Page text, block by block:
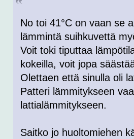
No toi 41°C on vaan se
lämmintä suihkuvettä
Voit toki tiputtaa
kokeilla, voit jopa
Olettaen että sinulla oli
Patteri lämmitykseen
lattialämmitykseen.
Saitko jo huoltomiehen